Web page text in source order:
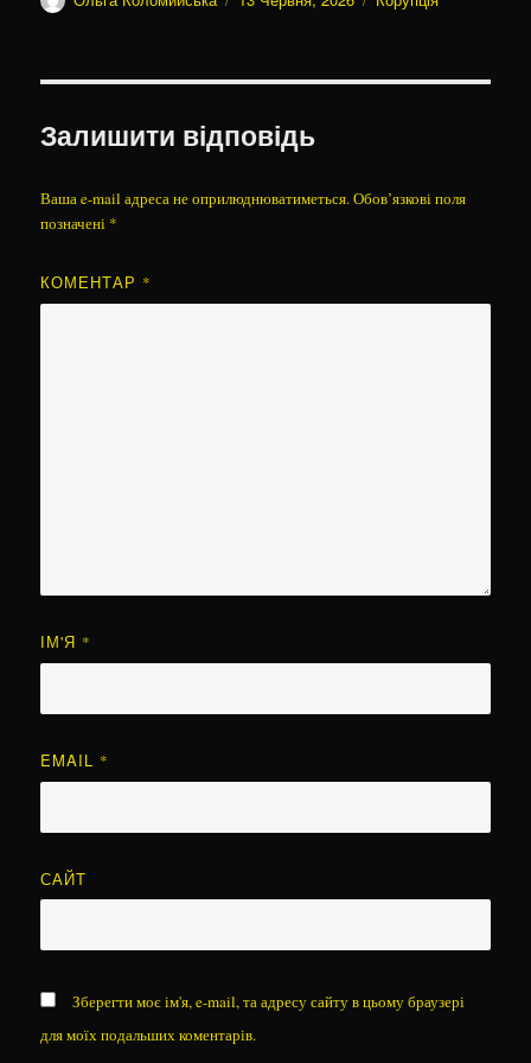
Залишити відповідь
Ваша e-mail адреса не оприлюднюватиметься.Обов’язкові поля
позначені *
КОМЕНТАР *
ІМ'Я *
EMAIL *
САЙТ
Зберегти моє ім'я, e-mail, та адресу сайту в цьому браузері
для моїх подальших коментарів.